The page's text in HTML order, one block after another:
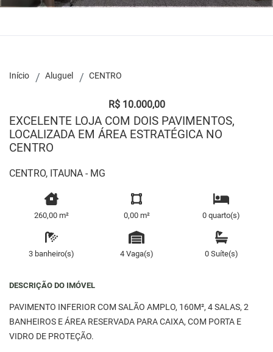
Início Aluguel CENTRO
R$ 10.000,00
EXCELENTE LOJA COM DOIS PAVIMENTOS,
LOCALIZADA EM ÁREA ESTRATÉGICA NO
CENTRO
CENTRO, ITAUNA - MG
260,00 m² 0,00 m² 0 quarto(s)
3 banheiro(s) 4 Vaga(s) 0 Suíte(s)
DESCRIÇÃO DO IMÓVEL
PAVIMENTO INFERIOR COM SALÃO AMPLO, 160M², 4 SALAS, 2
BANHEIROS E ÁREA RESERVADA PARA CAIXA, COM PORTA E
VIDRO DE PROTEÇÃO.